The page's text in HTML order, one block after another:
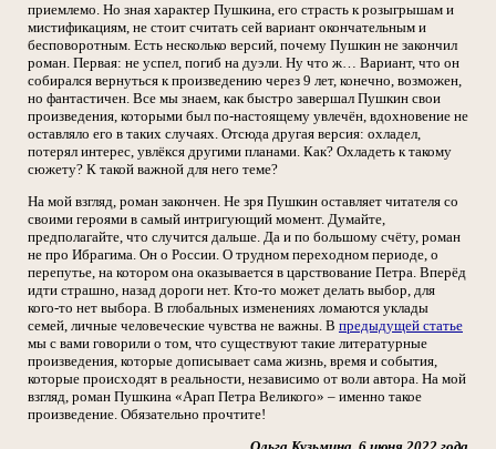
приемлемо. Но зная характер Пушкина, его страсть к розыгрышам и
мистификациям, не стоит считать сей вариант окончательным и
бесповоротным. Есть несколько версий, почему Пушкин не закончил
роман. Первая: не успел, погиб на дуэли. Ну что ж… Вариант, что он
собирался вернуться к произведению через 9 лет, конечно, возможен,
но фантастичен. Все мы знаем, как быстро завершал Пушкин свои
произведения, которыми был по-настоящему увлечён, вдохновение не
оставляло его в таких случаях. Отсюда другая версия: охладел,
потерял интерес, увлёкся другими планами. Как? Охладеть к такому
сюжету? К такой важной для него теме?
На мой взгляд, роман закончен. Не зря Пушкин оставляет читателя со
своими героями в самый интригующий момент. Думайте,
предполагайте, что случится дальше. Да и по большому счёту, роман
не про Ибрагима. Он о России. О трудном переходном периоде, о
перепутье, на котором она оказывается в царствование Петра. Вперёд
идти страшно, назад дороги нет. Кто-то может делать выбор, для
кого-то нет выбора. В глобальных изменениях ломаются уклады
семей, личные человеческие чувства не важны. В предыдущей статье
мы с вами говорили о том, что существуют такие литературные
произведения, которые дописывает сама жизнь, время и события,
которые происходят в реальности, независимо от воли автора. На мой
взгляд, роман Пушкина «Арап Петра Великого» – именно такое
произведение. Обязательно прочтите!